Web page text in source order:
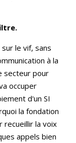
le vif, sans
à la
secteur pour
occuper
d'un SI
la fondation
recueillir la voix
appels bien